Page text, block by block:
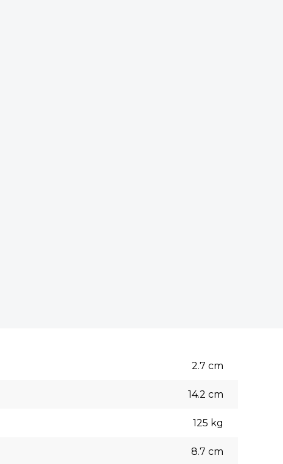
2.7 cm
14.2 cm
125 kg
8.7 cm